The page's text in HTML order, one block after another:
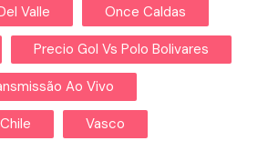
Valle Once Caldas
Precio Gol Vs Polo Bolivares
Ao Vivo
Vasco